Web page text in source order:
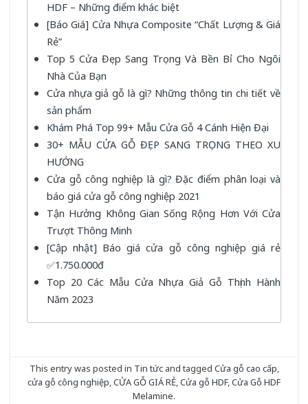
HDF – Những điểm khác biệt
[Báo Giá] Cửa Nhựa Composite “Chất Lượng & Giá
Rẻ”
Top 5 Cửa Đẹp Sang Trọng Và Bền Bỉ Cho Ngôi
Nhà Của Bạn
Cửa nhựa giả gỗ là gì? Những thông tin chi tiết về
sản phẩm
Khám Phá Top 99+ Mẫu Cửa Gỗ 4 Cánh Hiện Đại
30+ MẪU CỬA GỖ ĐẸP SANG TRỌNG THEO XU
HƯỚNG
Cửa gỗ công nghiệp là gì? Đặc điểm phân loại và
báo giá cửa gỗ công nghiệp 2021
Tận Hưởng Không Gian Sống Rộng Hơn Với Cửa
Trượt Thông Minh
[Cập nhật] Báo giá cửa gỗ công nghiệp giá rẻ
✅1.750.000đ
Top 20 Các Mẫu Cửa Nhựa Giả Gỗ Thịnh Hành
Năm 2023
This entry was posted in Tin tứcand tagged Cửa gỗ cao cấp,
cửa gỗ công nghiệp,CỬA GỖ GIÁ RẺ,Cửa gỗ HDF,Cửa Gỗ HDF
Melamine.